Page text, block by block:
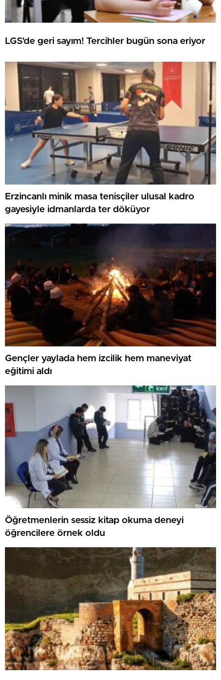
LGS’de geri sayım! Tercihler bugün sona eriyor
Erzincanlı minik masa tenisçiler ulusal kadro
gayesiyle idmanlarda ter döküyor
Gençler yaylada hem izcilik hem maneviyat
eğitimi aldı
Öğretmenlerin sessiz kitap okuma deneyi
öğrencilere örnek oldu